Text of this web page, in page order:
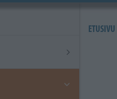
ETUSIVU